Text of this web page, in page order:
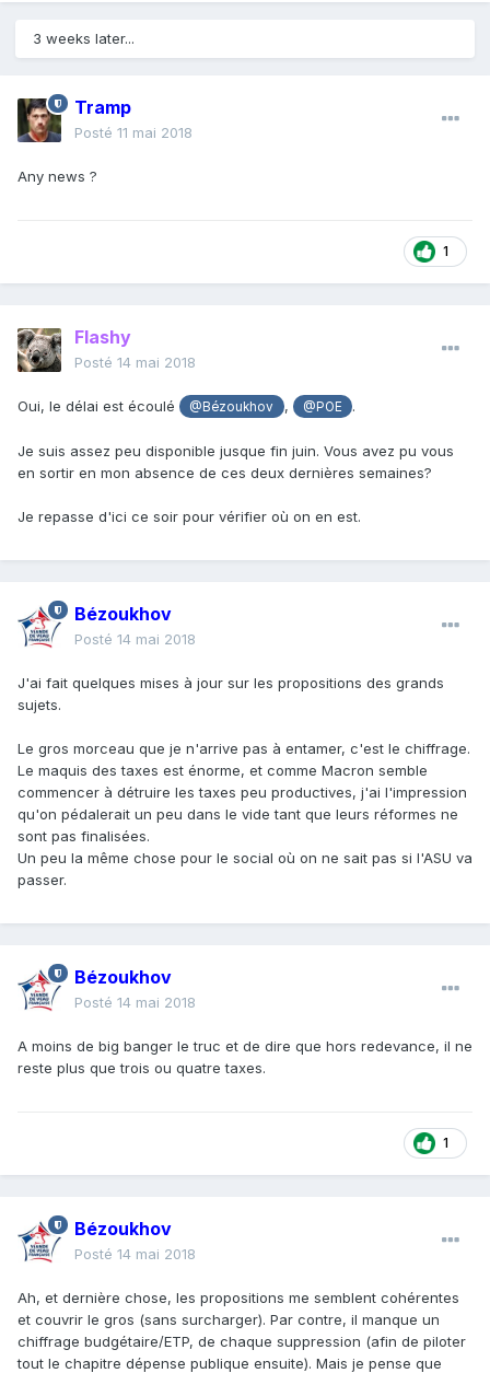
3 weeks later...
Tramp
Posté 11 mai 2018
Any news ?
1
Flashy
Posté 14 mai 2018
Oui, le délai est écoulé @Bézoukhov , @POE .
Je suis assez peu disponible jusque fin juin. Vous avez pu vous
en sortir en mon absence de ces deux dernières semaines?
Je repasse d'ici ce soir pour vérifier où on en est.
Bézoukhov
Posté 14 mai 2018
J'ai fait quelques mises à jour sur les propositions des grands
sujets.
Le gros morceau que je n'arrive pas à entamer, c'est le chiffrage.
Le maquis des taxes est énorme, et comme Macron semble
commencer à détruire les taxes peu productives, j'ai l'impression
qu'on pédalerait un peu dans le vide tant que leurs réformes ne
sont pas finalisées.
Un peu la même chose pour le social où on ne sait pas si l'ASU va
passer.
Bézoukhov
Posté 14 mai 2018
A moins de big banger le truc et de dire que hors redevance, il ne
reste plus que trois ou quatre taxes.
1
Bézoukhov
Posté 14 mai 2018
Ah, et dernière chose, les propositions me semblent cohérentes
et couvrir le gros (sans surcharger). Par contre, il manque un
chiffrage budgétaire/ETP, de chaque suppression (afin de piloter
tout le chapitre dépense publique ensuite). Mais je pense que